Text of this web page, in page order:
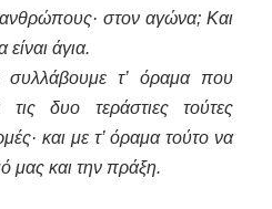
στον αγώνα; Και
άγια.
τ’ όραμα που
τις δυο τεράστιες τούτες
και με τ’ όραμα τούτο να
μας και την πράξη.